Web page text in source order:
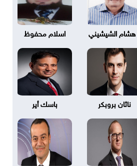
الشيشيني اسلام محفوظ
ناثان بروبكر باسك أير